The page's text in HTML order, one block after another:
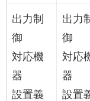
出力制
御
対応機
器
設置義
出力
御
対応
器
設置